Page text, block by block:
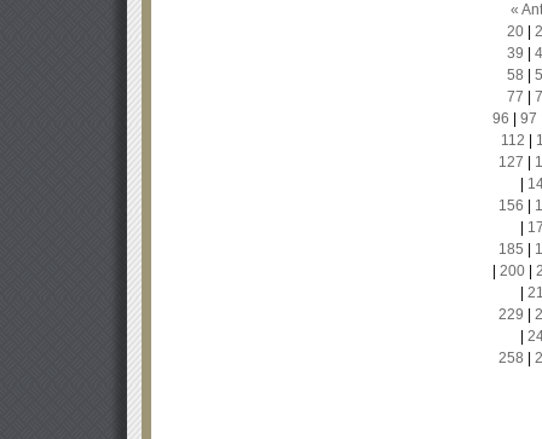
«
20|
39
58
77
96
97
112
127
156
185
200|
229
258